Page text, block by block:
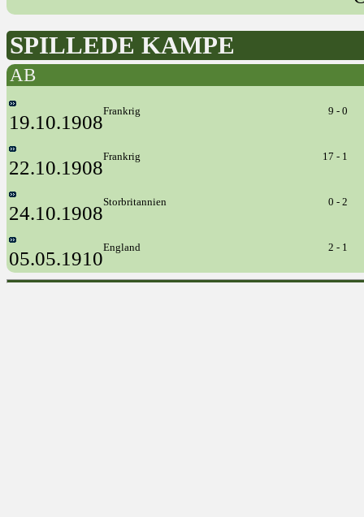
SPILLEDE KAMPE
AB
19.10.1908
Frankrig 9 - 0
22.10.1908
Frankrig 17 - 1
24.10.1908
Storbritannien 0 - 2
05.05.1910
England 2 - 1